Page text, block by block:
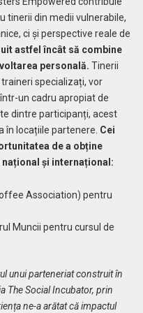
tinerii din medii vulnerabile,
ci și perspective reale de
astfel încât să combine
personală. Tinerii
specializați, vor
un cadru apropiat de
dintre participanți, acest
în locațiile partenere. Cei
de a obține
și internațional:
Association) pentru
Muncii pentru cursul de
unui parteneriat construit în
The Social Incubator, prin
ne-a arătat că impactul